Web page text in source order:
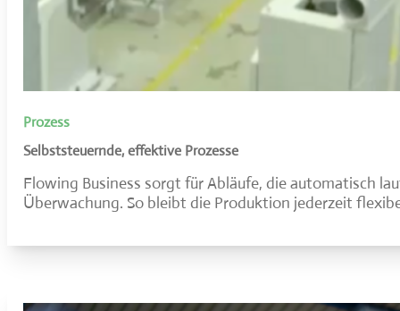
Prozess
Selbststeuernde, effektive Prozesse
Flowing Business sorgt für Abläufe, die automatisch
Überwachung. So bleibt die Produktion jederzeit